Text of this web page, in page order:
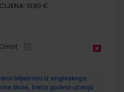
CIJENA: 10,80 €
Omot
bilježnica iz engleskoga
škole, treća godina učenja